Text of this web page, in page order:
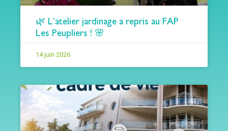
🌿 L’atelier jardinage a repris au FAP
Les Peupliers ! 🌸
14 juin 2026